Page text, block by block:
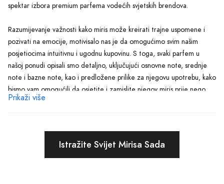
spektar izbora premium parfema vodećih svjetskih brendova.
Razumijevanje važnosti kako miris može kreirati trajne uspomene i
pozivati na emocije, motivisalo nas je da omogućimo svim našim
posjetiocima intuitivnu i ugodnu kupovinu. S toga, svaki parfem u
našoj ponudi opisali smo detaljno, uključujući osnovne note, srednje
note i bazne note, kao i predložene prilike za njegovu upotrebu, kako
bismo vam omogućili da osjetite i zamislite njegov miris prije nego
što se odlučite na kupovinu.
cijelog dana. Zato u Parfimerija Ilijaš nudimo samo autentične
parfeme, garantujući njihovu dugotrajnost i kvalitet. Bilo da ste
Prikaži više
Istražite Svijet Mirisa Sada